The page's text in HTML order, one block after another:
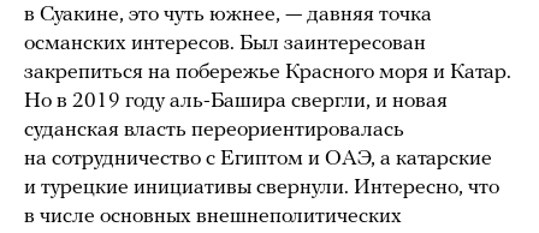
в Суакине, это чуть южнее, — давняя точка
османских интересов. Был заинтересован
закрепиться на побережье Красного моря и Катар.
Но в 2019 году аль-Башира свергли, и новая
суданская власть переориентировалась
на сотрудничество с Египтом и ОАЭ, а катарские
и турецкие инициативы свернули. Интересно, что
в числе основных внешнеполитических